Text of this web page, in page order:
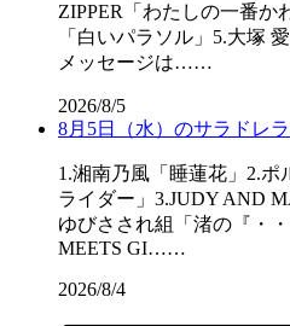
ZIPPER「わたしの一番か
「白いパラソル」5.大塚
メッセージは……
2026/8/5
8月5日（水）のサラドレ
1.湘南乃風「睡蓮花」2.
ライダー」3.JUDY AND
ゆびさされ組「渚の『・
MEETS GI……
2026/8/4